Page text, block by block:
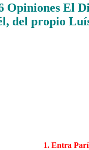
Opiniones El
del propio
1. Entra